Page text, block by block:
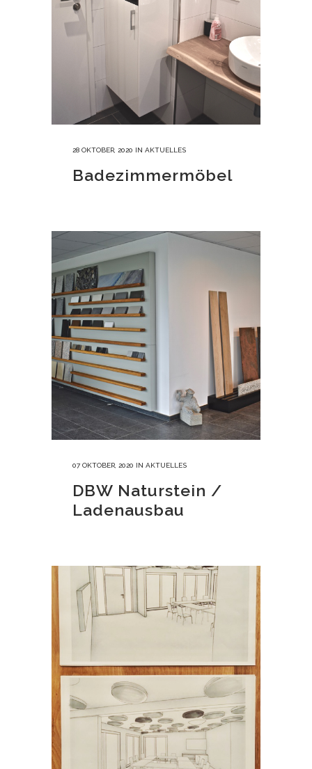
28 OKTOBER, 2020 IN AKTUELLES
Badezimmermöbel
07 OKTOBER, 2020 IN AKTUELLES
DBW Naturstein /
Ladenausbau